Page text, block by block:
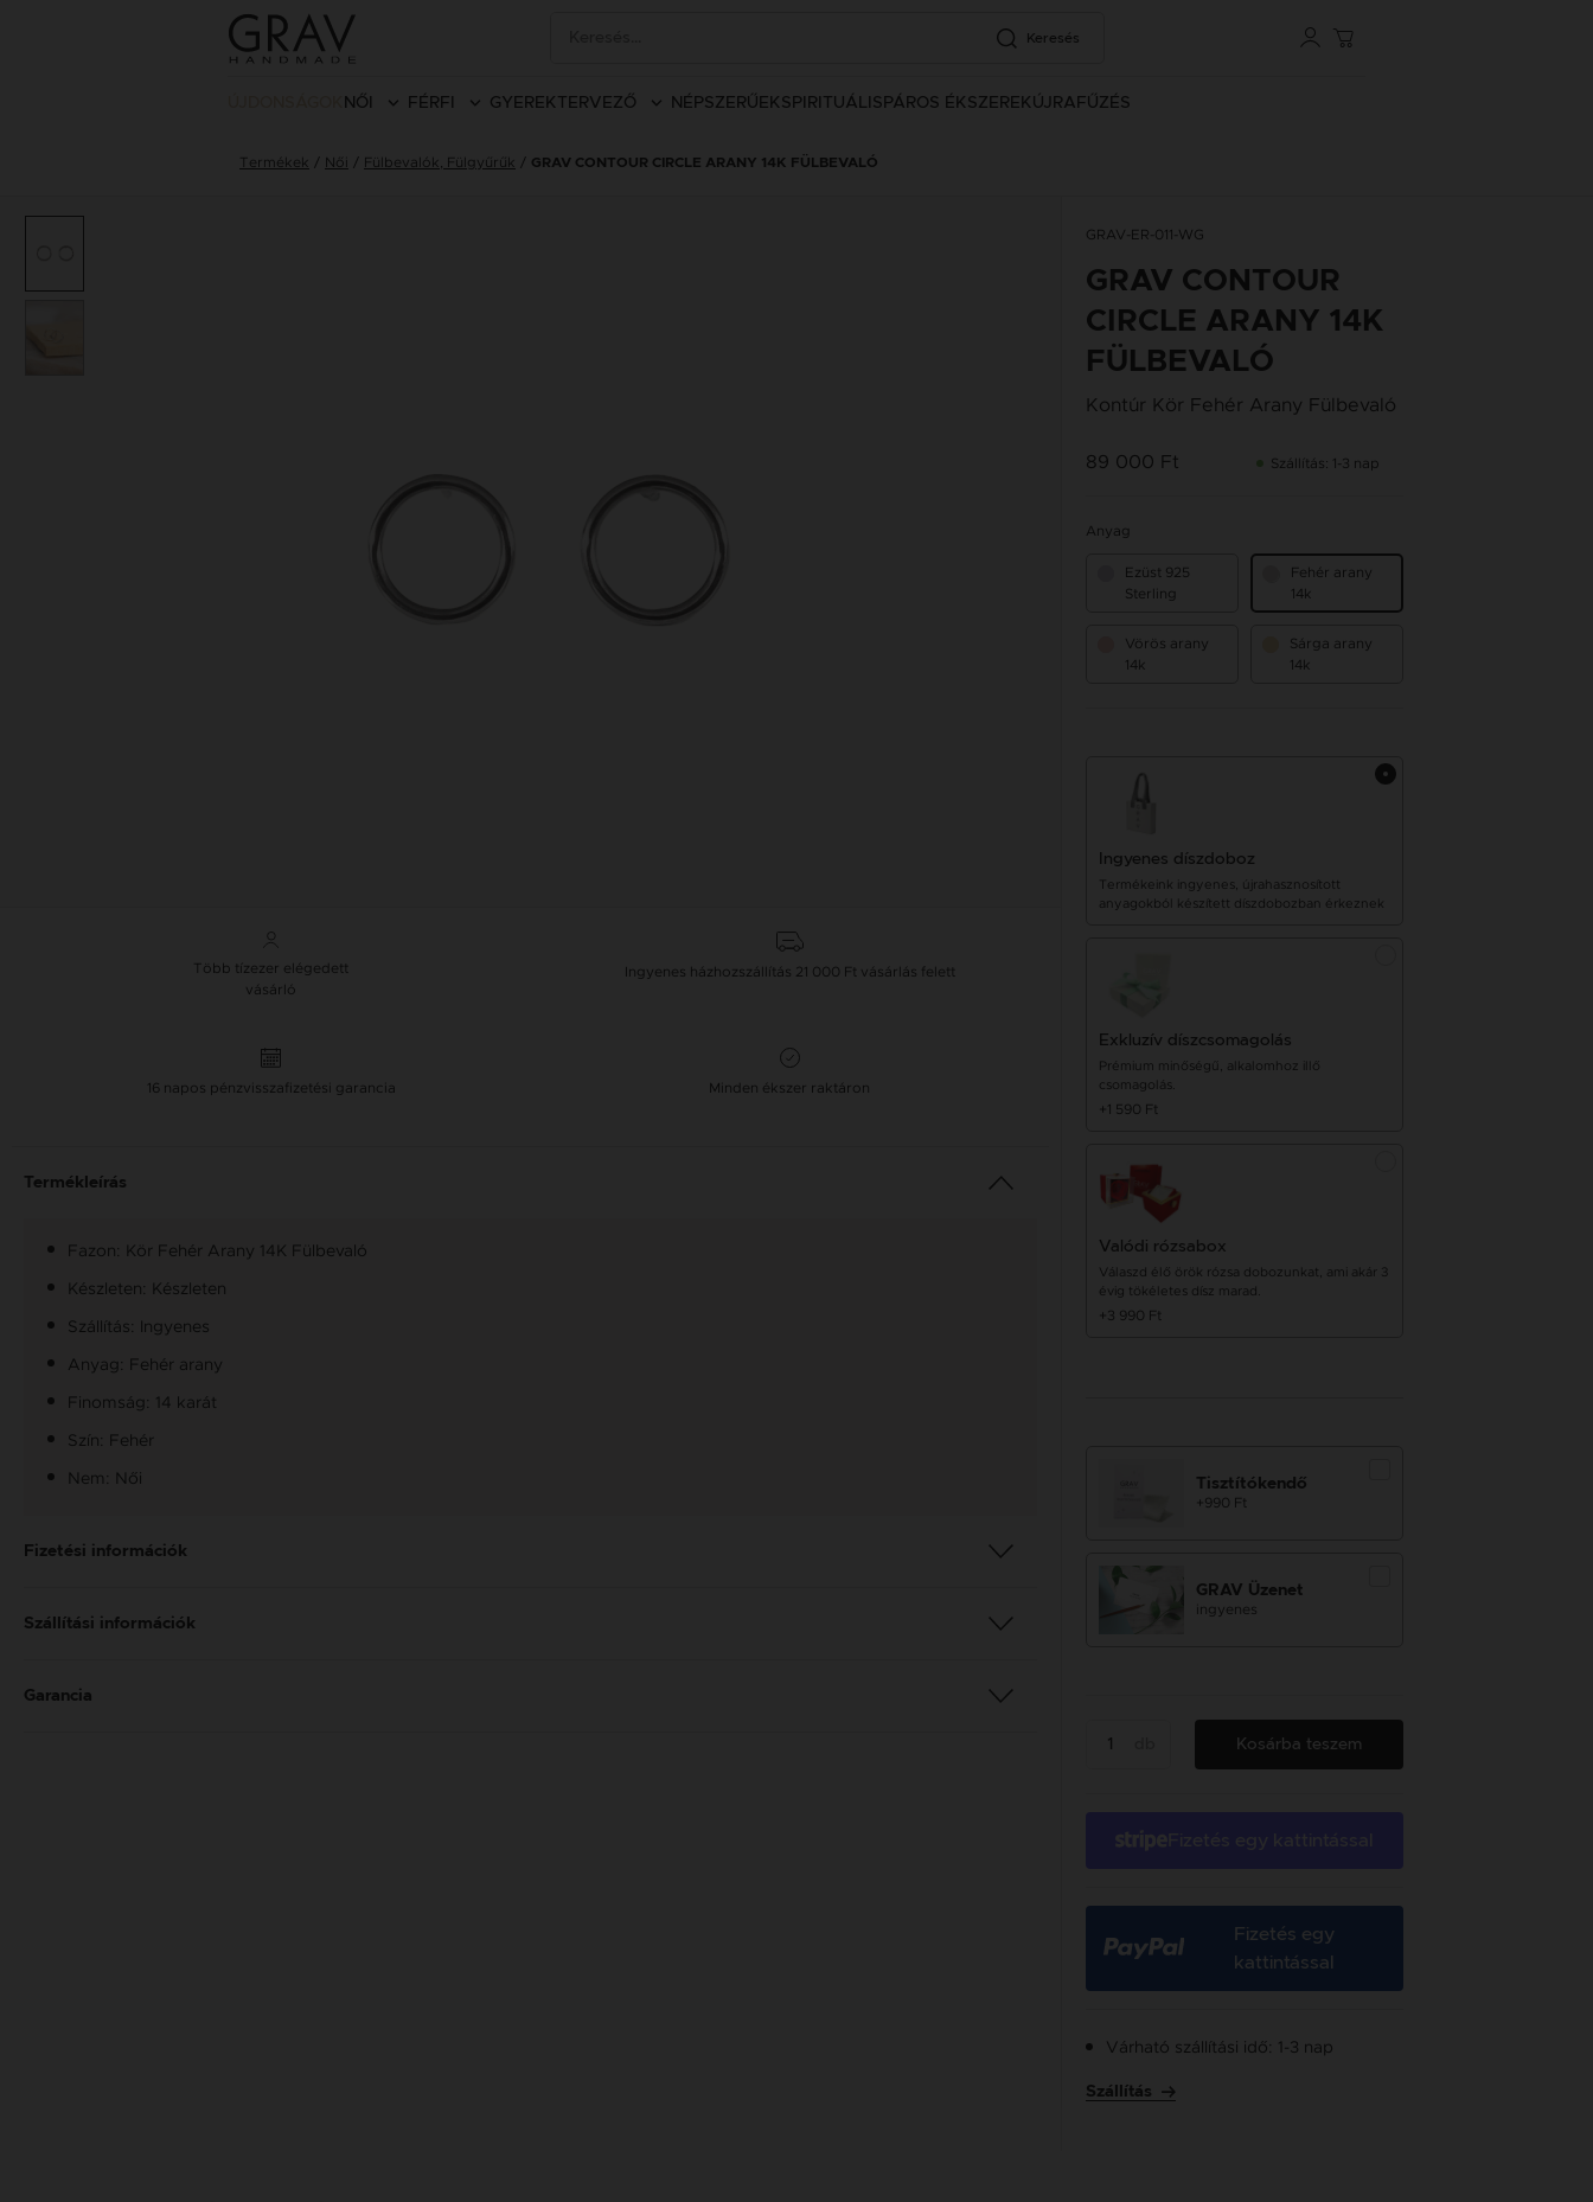
Keresés
NŐI FÉRFI GYEREK TERVEZŐ NÉPSZERŰEK SPIRITUÁLIS PÁROS ÉKSZEREK ÚJRAFŰZÉS
Termékek Női Fülbevalók, Fülgyűrűk GRAV CONTOUR CIRCLE ARANY 14K FÜLBEVALÓ
Több tízezer elégedett
vásárló
Ingyenes házhozszállítás 21 000 Ft vásárlás felett
16 napos pénzvisszafizetési garancia Minden ékszer raktáron
Termékleírás
Fazon: Kör Fehér Arany 14K Fülbevaló
Készleten: Készleten
Szállítás: Ingyenes
Anyag: Fehér arany
Finomság: 14 karát
Szín: Fehér
Nem: Női
Fizetési információk
Szállítási információk
Garancia
GRAV-ER-011-WG
GRAV CONTOUR
CIRCLE ARANY 14K
FÜLBEVALÓ
Kontúr Kör Fehér Arany Fülbevaló
89 000 Ft Szállítás: 1-3 nap
Anyag
Ezüst 925
Sterling
Fehér arany
14k
Vörös arany
14k
Sárga arany
14k
Ingyenes díszdoboz
Termékeink ingyenes, újrahasznosított
anyagokból készített díszdobozban érkeznek
Exkluzív díszcsomagolás
Prémium minőségű, alkalomhoz illő
csomagolás.
+1 590 Ft
Valódi rózsabox
Válaszd élő örök rózsa dobozunkat, ami akár 3
évig tökéletes dísz marad.
+3 990 Ft
Tisztítókendő
+990 Ft
GRAV Üzenet
ingyenes
Kosárba teszem
Fizetés egy
kattintással
Várható szállítási idő: 1-3 nap
Szállítás